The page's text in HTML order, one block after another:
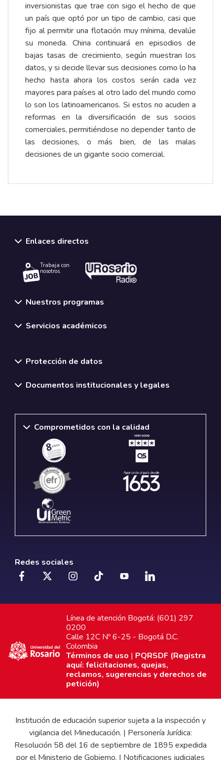
inversionistas que trae con sigo el hecho de que
un país que optó por un tipo de cambio, casi que
fijo al permitir una flotación muy mínima, devalúe
su moneda. China continuará en episodios de
bajas tasas de crecimiento, según muestran los
datos, y si decide llevar sus decisiones como lo ha
hecho hasta ahora los costos serán cada vez
mayores para países al otro lado del mundo como
lo son los latinoamericanos. Si estos no acuden a
reformas en la diversificación de sus socios
comerciales, permitiéndose no depender tanto de
las decisiones, o más bien, de las malas
decisiones de un gigante socio comercial.
Enlaces directos
Trabaja con
nosotros.
Nuestros programas
Servicios académicos
Protección de datos
Documentos institucionales y legales
Comprometidos con la calidad
Redes sociales
Línea de atención Bogotá: (601) 297
0200
Calle 12C Nº 6-25 - Bogotá D.C.
Colombia
Términos de uso | PQRSDF (Registra
aquí: felicitaciones, quejas,
reclamos, sugerencias y derechos de
petición)
Institución de educación superior sujeta a la inspección y
vigilancia del Mineducación. | Personería Jurídica:
Resolución 58 del 16 de septiembre de 1895 expedida
por el Ministerio de Gobierno. | Notificaciones judiciales